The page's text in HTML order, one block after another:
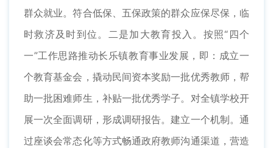
群众就业。符合低保、五保政策的群众应保尽保，临
时救济及时到位。二是加大教育投入。按照“四个
一”工作思路推动长乐镇教育事业发展，即：成立一
个教育基金会，撬动民间资本奖励一批优秀教师，帮
助一批困难师生，补贴一批优秀学子。对全镇学校开
展一次全面调研，形成调研报告。建立一个机制。通
过座谈会常态化等方式畅通政府教师沟通渠道，营造